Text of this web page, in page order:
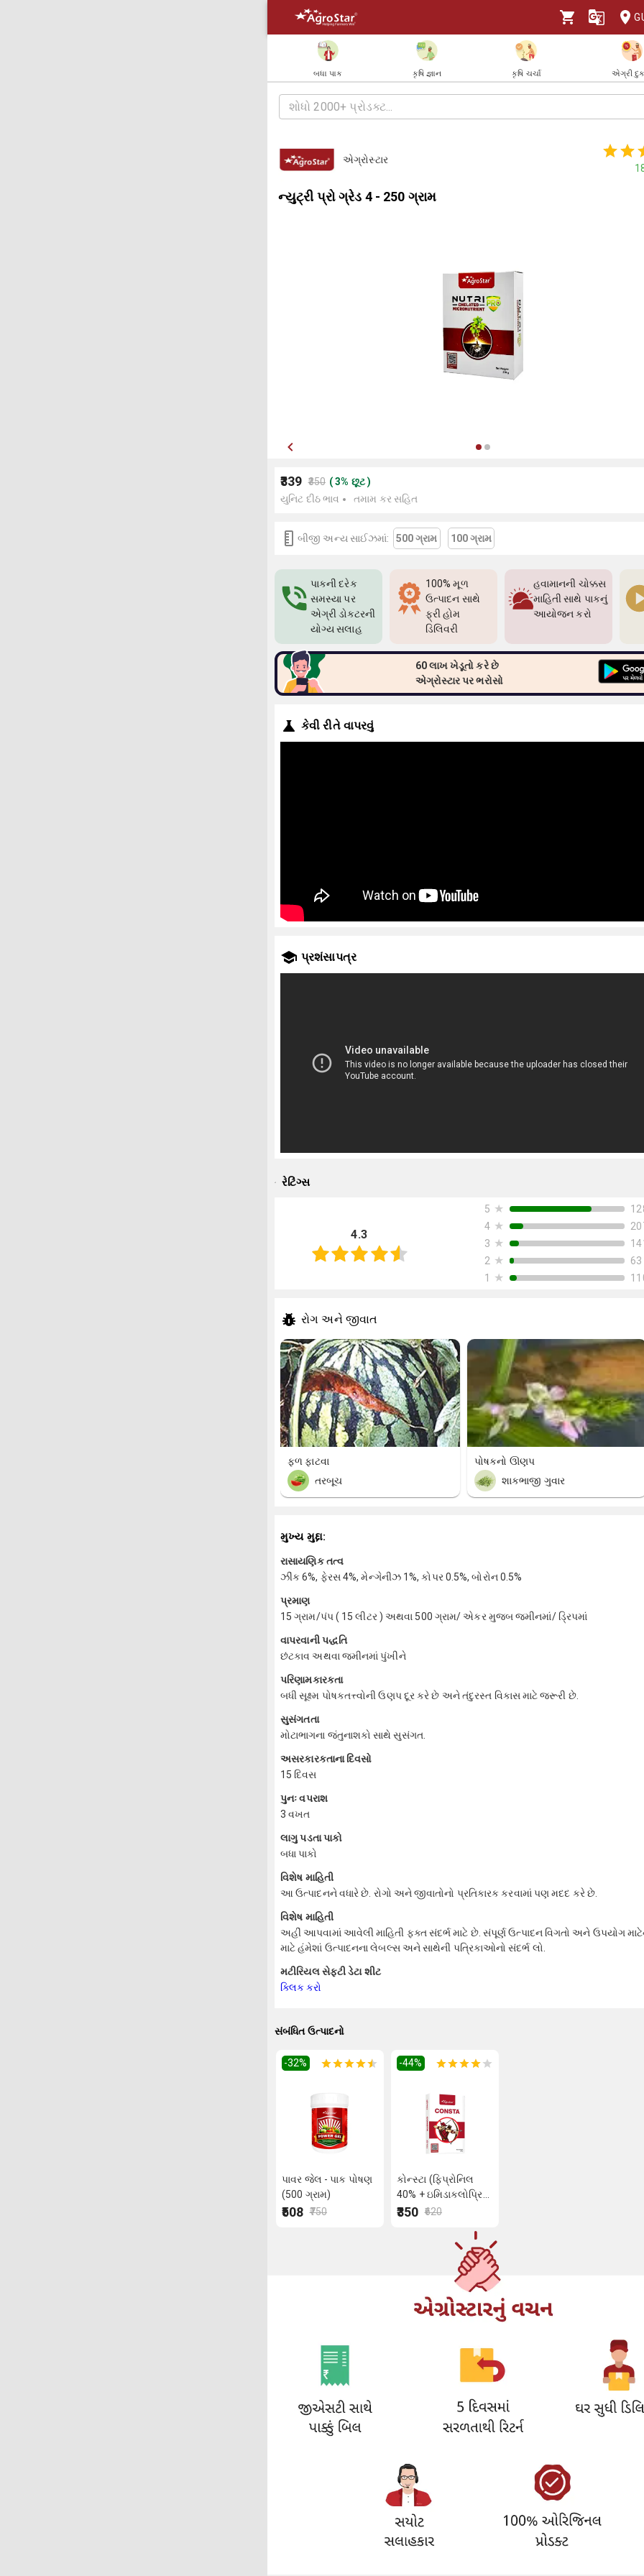
બધા પાક કૃષિ જ્ઞાન કૃષિ ચર્ચા એગ્રી
એગ્રોસ્ટાર
ન્યુટ્રી પ્રો ગ્રેડ 4 - 250 ગ્રામ
₹339 ₹350 (3% છૂટ)
યુનિટ દીઠ ભાવ
તમામ કર સહિત
બીજી અન્ય સાઈઝમાં: 500 ગ્રામ 100 ગ્રામ
પાકની દરેક
સમસ્યા પર
એગ્રી ડોક્ટરની
યોગ્ય સલાહ
100% મૂળ
ઉત્પાદન સાથે
ફ્રી હોમ
ડિલિવરી
હવામાનની ચોક્કસ
માહિતી સાથે પાકનું
આયોજન કરો
60 લાખ ખેડૂતો કરે છે
એગ્રોસ્ટાર પર ભરોસો
કેવી રીતે વાપરવું
પ્રશંસાપત્ર
રેટિંગ્સ
4.3
5 ★
4 ★
3 ★
2 ★
63
1
★
રોગ અને જીવાત
ફળ ફાટવા
તરબૂચ
પોષકનો ઊણપ
શાકભાજી ગુવાર
મુખ્ય મુદ્દા:
રાસાયણિક તત્વ
ઝીંક 6%, ફેરસ 4%, મેન્ગેનીઝ 1%, કોપર 0.5%, બોરોન 0.5%
પ્રમાણ
15 ગ્રામ/પંપ ( 15 લીટર ) અથવા 500 ગ્રામ/ એકર મુજબ જમીનમાં/ ડ્રિપમાં
વાપરવાની પદ્ધતિ
છંટકાવ અથવા જમીનમાં પુંખીને
પરિણામકારકતા
બધી સૂક્ષ્મ પોષકતત્ત્વોની ઉણપ દૂર કરે છે અને તંદુરસ્ત વિકાસ માટે જરૂરી છે.
સુસંગતતા
મોટાભાગના જંતુનાશકો સાથે સુસંગત.
અસરકારકતાના દિવસો
15 દિવસ
પુનઃ વપરાશ
3 વખત
લાગુ પડતા પાકો
બધા પાકો
વિશેષ માહિતી
આ ઉત્પાદનને વધારે છે. રોગો અને જીવાતોનો પ્રતિકારક કરવામાં પણ મદદ કરે છે.
વિશેષ માહિતી
અહીં આપવામાં આવેલી માહિતી ફક્ત સંદર્ભ માટે છે. સંપૂર્ણ ઉત્પાદન વિગતો અને ઉપયોગ
માટે હંમેશાં ઉત્પાદનના લેબલ્સ અને સાથેની પત્રિકાઓનો સંદર્ભ લો.
મટીરિયલ સેફ્ટી ડેટા શીટ
ક્લિક કરો
સંબંધિત ઉત્પાદનો
-32%
પાવર જેલ - પાક પોષણ
(500 ગ્રામ)
₹508 ₹750
-44%
કોન્સ્ટા (ફિપ્રોનિલ
40% + ઇમિડાકલોપ્રિડ
40%) 40 ગ્રામ
₹350 ₹620